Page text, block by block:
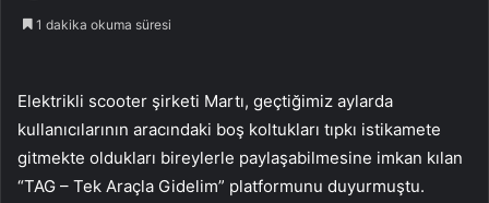
1 dakika okuma süresi
Elektrikli scooter şirketi Martı, geçtiğimiz aylarda
kullanıcılarının aracındaki boş koltukları tıpkı istikamete
gitmekte oldukları bireylerle paylaşabilmesine imkan kılan
“TAG – Tek Araçla Gidelim” platformunu duyurmuştu.